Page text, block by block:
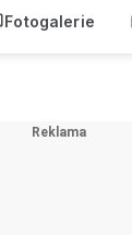
Fotogalerie